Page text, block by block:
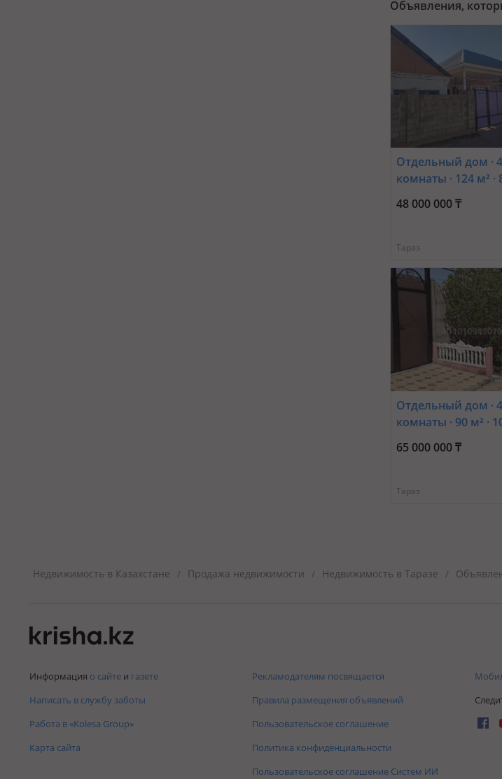
Объявления,
Отдельный дом · 4
комнаты · 124 м² ·
Сатыбалдиева 17
48 000 000 ₸
Тараз
Отдельный дом · 4
комнаты · 90 м² ·
Косы - Батыра —
65 000 000 ₸
Тараз
Недвижимость в Казахстане / Продажа недвижимости / Недвижимость в Таразе /
Информация о сайте и газете
Написать в службу заботы
Работа в «Kolesa Group»
Карта сайта
Рекламодателям посвящается
Правила размещения объявлений
Пользовательское соглашение
Политика конфиденциальности
Пользовательское соглашение Систем ИИ